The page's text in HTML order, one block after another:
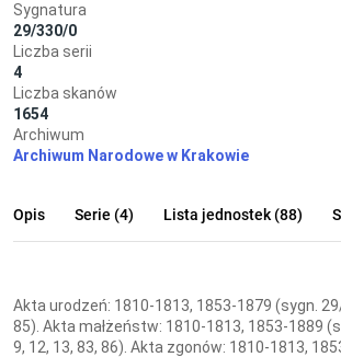
św. Stanisława i św.
Michała na Skałce w
Krakowie
Sygnatura
29/330/0
Liczba serii
4
Liczba skanów
1654
Archiwum
Archiwum Narodowe w Krakowie
Opis Serie (4) Lista jednostek (88)
Akta urodzeń: 1810-1813, 1853-1879 (sygn.
85). Akta małżeństw: 1810-1813, 1853-1889
9, 12, 13, 83, 86). Akta zgonów: 1810-1813,